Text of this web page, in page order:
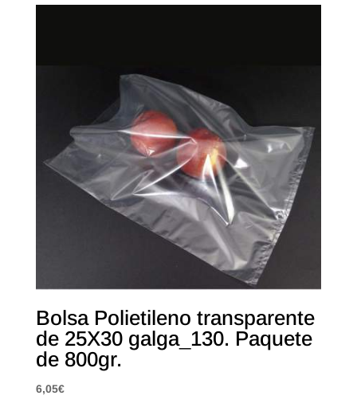
Bolsa Polietileno transparente
de 25X30 galga_130. Paquete
de 800gr.
6,05€